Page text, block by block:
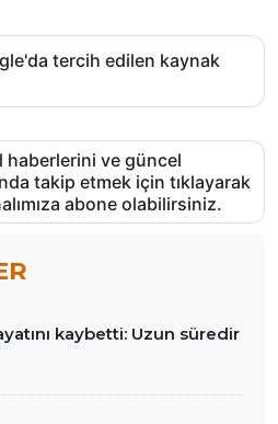
tercih edilen kaynak
haberlerini ve güncel
takip etmek için tıklayarak
abone olabilirsiniz.
kaybetti: Uzun süredir